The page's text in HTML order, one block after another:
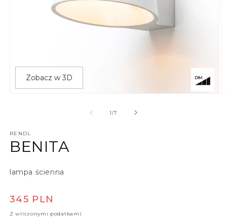
Zobacz w 3D
1/z7
RENDL
BENITA
lampa ścienna
Cena regularna
345 PLN
Z wliczonymi podatkami.